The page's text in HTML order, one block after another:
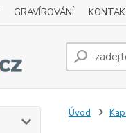
GRAVÍROVÁNÍ
Úvod